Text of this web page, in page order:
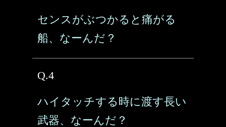
センスがぶつかると痛がる
船、なーんだ？
Q.4
ハイタッチする時に渡す長い
武器、なーんだ？